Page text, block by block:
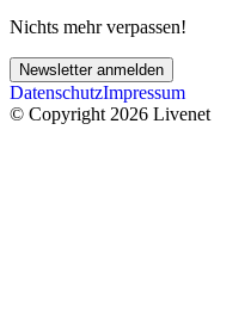
Nichts mehr verpassen!
Newsletter anmelden
DatenschutzImpressum
© Copyright 2026 Livenet